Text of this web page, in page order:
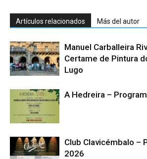
Artículos relacionados Más del autor
Manuel Carballeira
Certame de Pintura
Lugo
A Hedreira –
Club Clavicémbalo –
2026